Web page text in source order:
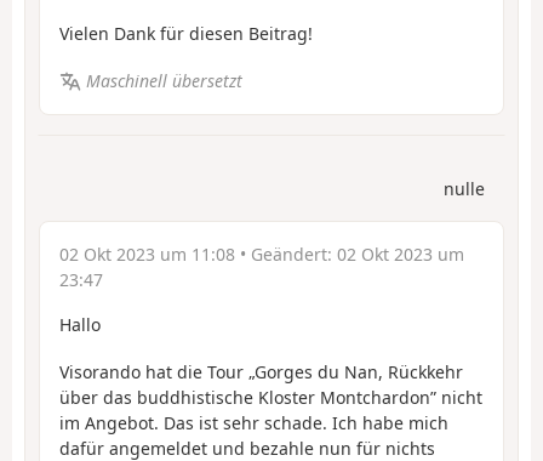
Vielen Dank für diesen Beitrag!
Maschinell übersetzt
nulle
02 Okt 2023 um 11:08 • Geändert: 02 Okt 2023 um
23:47
Hallo
Visorando hat die Tour „Gorges du Nan, Rückkehr
über das buddhistische Kloster Montchardon” nicht
im Angebot. Das ist sehr schade. Ich habe mich
dafür angemeldet und bezahle nun für nichts